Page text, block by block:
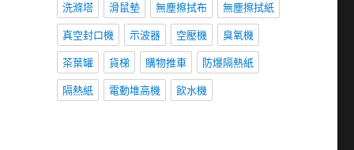
洗滌塔 滑鼠墊 無塵擦拭布 無塵擦拭紙
真空封口機 示波器 空壓機 臭氧機
茶葉罐 貨梯 購物推車 防爆隔熱紙
隔熱紙 電動堆高機 飲水機